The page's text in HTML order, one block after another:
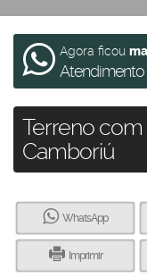
Agora ficou
Terreno
Camboriú
WhatsApp
Imprimir